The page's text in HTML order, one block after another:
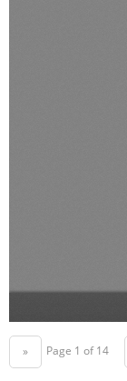
« Page 1 of 14